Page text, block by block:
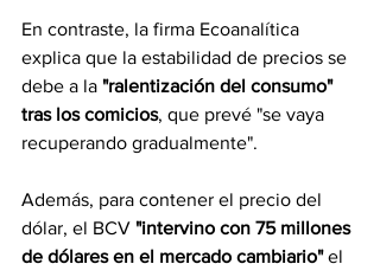
En contraste, la firma Ecoanalítica
explica que la estabilidad de precios se
debe a la "ralentización del consumo"
tras los comicios, que prevé "se vaya
recuperando gradualmente".
Además, para contener el precio del
dólar, el BCV "intervino con 75 millones
de dólares en el mercado cambiario" el